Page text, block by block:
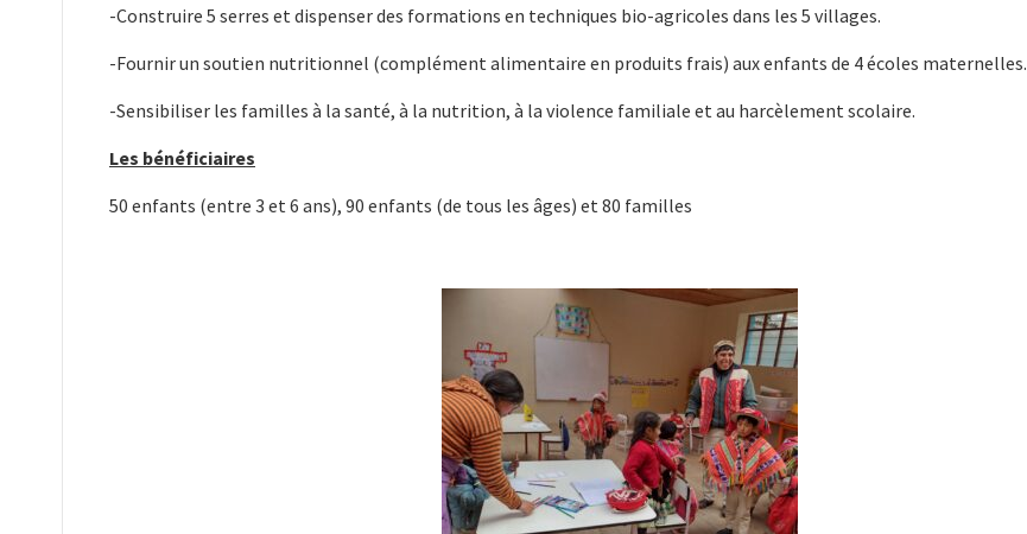
-Construire 5 serres et dispenser des formations en techniques bio-agricoles dans les 5 villages.
-Fournir un soutien nutritionnel (complément alimentaire en produits frais) aux enfants de 4 écoles maternelles.
-Sensibiliser les familles à la santé, à la nutrition, à la violence familiale et au harcèlement scolaire.
Les bénéficiaires
50 enfants (entre 3 et 6 ans), 90 enfants (de tous les âges) et 80 familles